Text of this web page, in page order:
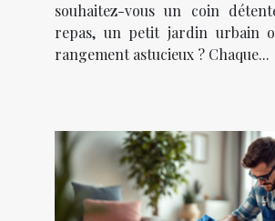
souhaitez-vous un coin
repas, un petit jardin urbain
rangement astucieux ? Chaque...